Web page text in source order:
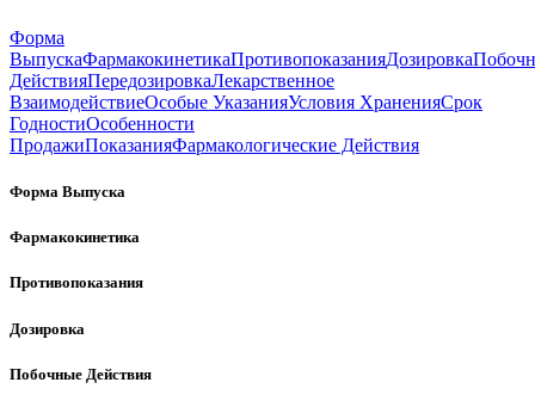
Форма
ВыпускаФармакокинетикаПротивопоказанияДозировка
ДействияПередозировкаЛекарственное
ВзаимодействиеОсобые УказанияУсловия ХраненияСрок
ГодностиОсобенности
ПродажиПоказанияФармакологические Действия
Форма Выпуска
Фармакокинетика
Противопоказания
Дозировка
Побочные Действия